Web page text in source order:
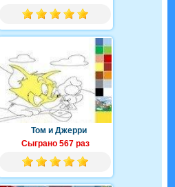
Том и Джерри
Сыграно 567 раз